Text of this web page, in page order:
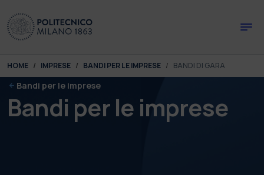
You are here:
HOME IMPRESE BANDI PER LE IMPRESE BANDI DI GARA
Bandi per le imprese
Bandi per le imprese